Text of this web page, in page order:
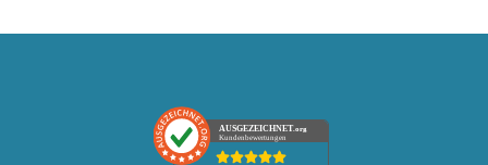
AUSGEZEICHNET.org
Kundenbewertungen